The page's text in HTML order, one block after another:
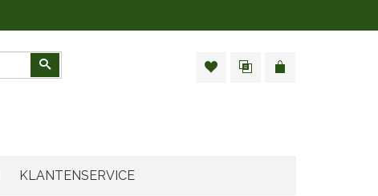
Zoeken
KLANTENSERVICE